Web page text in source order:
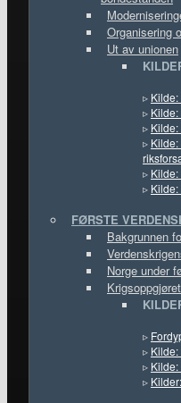
Organisering
Ut av unionen
▹
▹
▹
▹
▹
▹
FØRSTE
Bakgrunnen
Norge under
▹
▹
▹
▹